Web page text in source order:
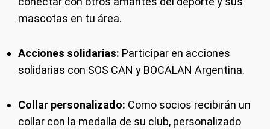
mascotas en tu área.
Acciones solidarias: Participar en acciones
solidarias con SOS CAN y BOCALAN Argentina.
Collar personalizado: Como socios recibirán un
collar con la medalla de su club, personalizado